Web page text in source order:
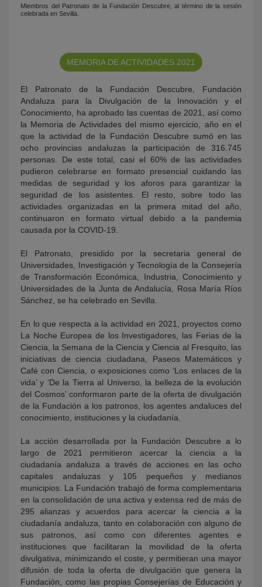
Miembros del Patronato de la Fundación Descubre, al término de la sesión
celebrada en Sevilla.
MEMORIA DE ACTIVIDADES 2021
El Patronato de la Fundación Descubre, Fundación
Andaluza para la Divulgación de la Innovación y el
Conocimiento, ha aprobado las cuentas de 2021, así como
la Memoria de Actividades del mismo ejercicio, año en el
que la actividad de la Fundación Descubre sumó en las
ocho provincias andaluzas la participación de 316.745
personas. De este total, casi el 60% de las actividades
pudieron celebrarse en formato presencial cuidando las
medidas de seguridad y los aforos para garantizar la
seguridad de los asistentes. El resto, sobre todo las
actividades organizadas en la primera mitad del año,
continuaron en formato virtual debido a la pandemia
causada por la COVID-19.
El Patronato, presidido por la secretaria general de
Universidades, Investigación y Tecnología de la Consejería
de Transformación Económica, Industria, Conocimiento y
Universidades de la Junta de Andalucía, Rosa María Ríos
Sánchez, se ha celebrado en Sevilla.
En lo que respecta a la actividad en 2021, proyectos como
La Noche Europea de los Investigadores, las Ferias de la
Ciencia, la Semana de la Ciencia y Ciencia al Fresquito, las
iniciativas de ciencia ciudadana, Paseos Matemáticos y
Café con Ciencia, o exposiciones como ‘Los enlaces de la
vida’ y ‘De la Tierra al Universo, la belleza de la evolución
del Cosmos’ conformaron parte de la oferta de divulgación
de la Fundación a los patronos, los agentes andaluces del
conocimiento, instituciones y la ciudadanía.
La acción desarrollada por la Fundación Descubre a lo
largo de 2021 permitieron acercar la ciencia a la
ciudadanía andaluza a través de acciones en las ocho
capitales andaluzas y 105 pequeños y medianos
municipios. La Fundación trabajó de forma complementaria
en la consolidación de una activa y extensa red de más de
295 alianzas y acuerdos para acercar la ciencia a la
ciudadanía andaluza, tanto en colaboración con alguno de
sus patronos, así como con diferentes agentes e
instituciones que facilitaran la movilidad de la oferta
divulgativa, minimizando el coste, y permitieran una mayor
difusión de toda la oferta de divulgación que genera la
Fundación, como las propias Consejerías de Educación y